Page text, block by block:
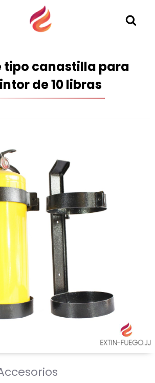
tipo canastilla para
de 10 libras